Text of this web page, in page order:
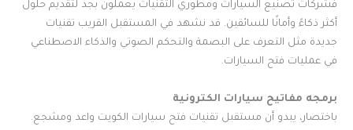
فشركات تصنيع السيارات ومطوري التقنيات يعملون بجد لتقديم حلول
أكثر ذكاءً وأمانًا للسائقين. قد نشهد في المستقبل القريب تقنيات
جديدة مثل التعرف على البصمة والتحكم الصوتي والذكاء الاصطناعي
في عمليات فتح السيارات.
برمجه مفاتيح سيارات الكترونية
باختصار، يبدو أن مستقبل تقنيات فتح سيارات الكويت واعد ومشجع.